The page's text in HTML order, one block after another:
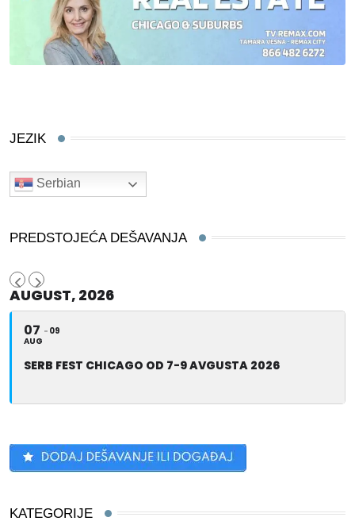
JEZIK
Serbian
PREDSTOJEĆA DEŠAVANJA
AUGUST, 2026
07
AUG
09
SERB FEST CHICAGO OD 7-9 AVGUSTA 2026
KATEGORIJE